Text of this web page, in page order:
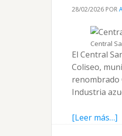
28/02/2026 POR
Central
El Central
Coliseo,
renombrado
Industria
[Leer más…]